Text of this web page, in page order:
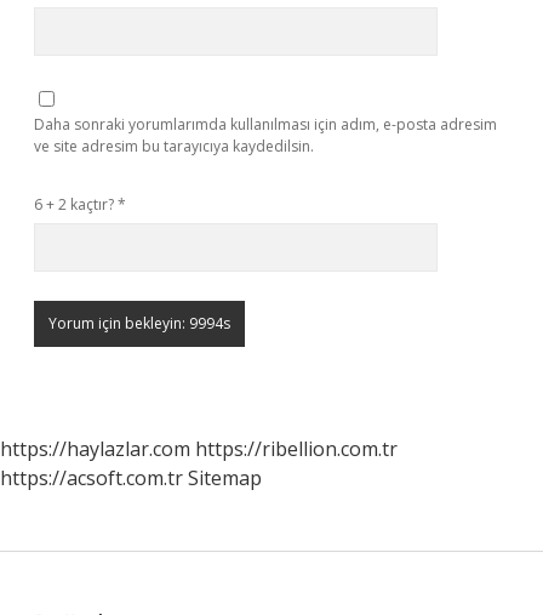
Daha sonraki yorumlarımda kullanılması için adım, e-posta adresim
ve site adresim bu tarayıcıya kaydedilsin.
6 + 2 kaçtır?*
https://haylazlar.com https://ribellion.com.tr
https://acsoft.com.trSitemap